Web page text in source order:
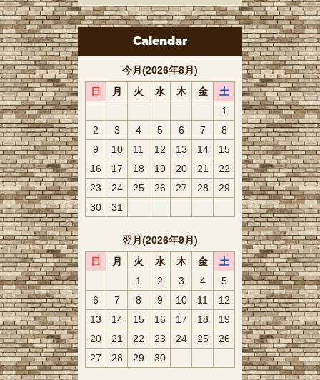
Calendar
今月(2026年8月)
日
月 火 水 木 金
土
1
2
3 4 5 6 7
8
9
10 11 12 13 14
15
16
17 18 19 20 21
22
23
24 25 26 27 28
29
30
31
翌月(2026年9月)
日
月 火 水 木 金
土
1
2 3 4
5
6
7 8 9 10 11
12
13
14 15 16 17 18
19
20
21 22 23 24 25
26
27
28 29 30